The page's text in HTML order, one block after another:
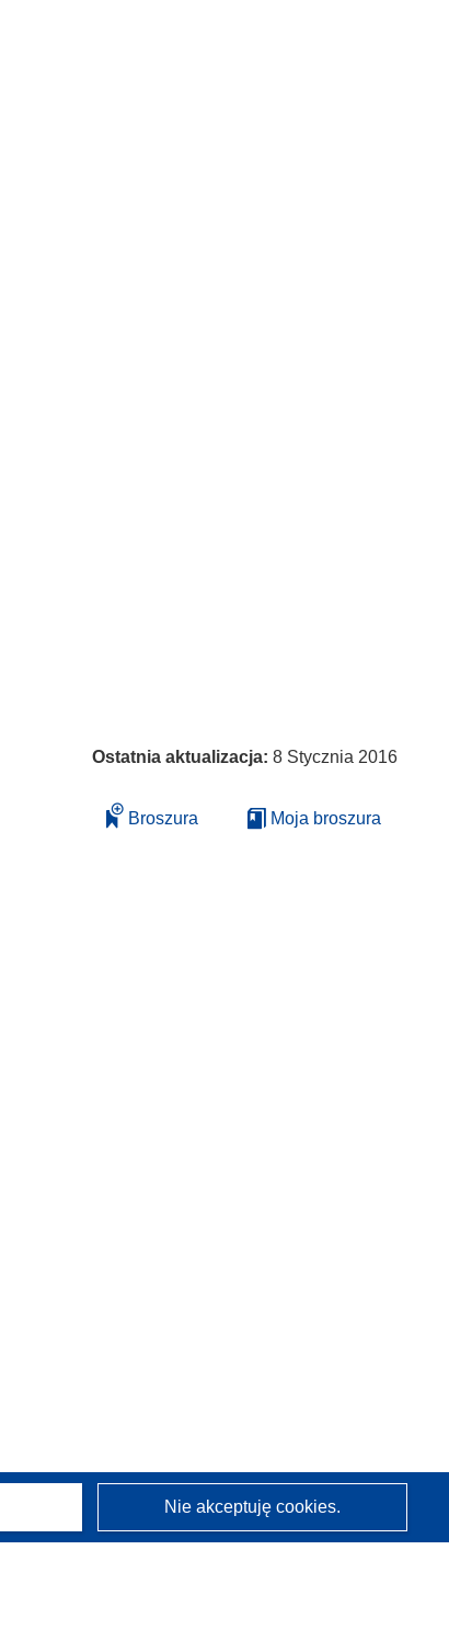
Ostatnia aktualizacja: 8 Stycznia 2016
Broszura Moja broszura
Nie akceptuję cookies.